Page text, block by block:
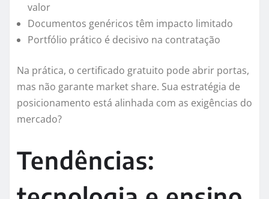
valor
Documentos genéricos têm impacto limitado
Portfólio prático é decisivo na contratação
Na prática, o certificado gratuito pode abrir portas,
mas não garante market share. Sua estratégia de
posicionamento está alinhada com as exigências do
mercado?
Tendências: